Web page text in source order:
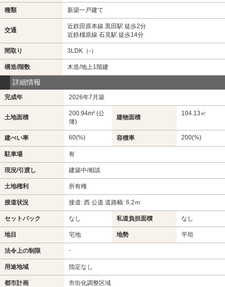
種類 新築一戸建て
交通
近鉄田原本線 黒田駅 徒歩2分
近鉄橿原線 石見駅 徒歩14分
間取り 3LDK（-）
構造/階数 木造/地上1階建
詳細情報
完成年 2026年7月築
土地面積
200.94m² (公
簿)
建物面積
104.13㎡
建ぺい率 60(%) 容積率 200(%)
駐車場 有
現況/引渡し 建築中/相談
土地権利 所有権
接道状況 接道: 西 公道 道路幅: 6.2ｍ
セットバック なし 私道負担面積 なし
地目 宅地 地勢 平坦
法令上の制限 -
用途地域 指定なし
都市計画 市街化調整区域